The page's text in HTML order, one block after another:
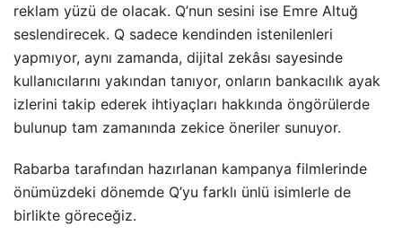
reklam yüzü de olacak. Q’nun sesini ise Emre Altuğ
seslendirecek. Q sadece kendinden istenilenleri
yapmıyor, aynı zamanda, dijital zekâsı sayesinde
kullanıcılarını yakından tanıyor, onların bankacılık ayak
izlerini takip ederek ihtiyaçları hakkında öngörülerde
bulunup tam zamanında zekice öneriler sunuyor.
Rabarba tarafından hazırlanan kampanya filmlerinde
önümüzdeki dönemde Q’yu farklı ünlü isimlerle de
birlikte göreceğiz.